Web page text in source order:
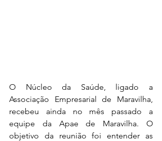
O Núcleo da Saúde, ligado a
Associação Empresarial de Maravilha,
recebeu ainda no mês passado a
equipe da Apae de Maravilha. O
objetivo da reunião foi entender as